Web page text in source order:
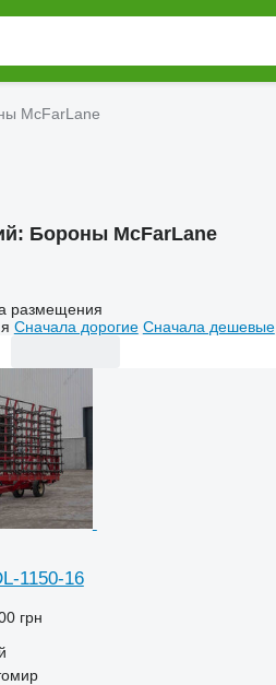
McFarLane
Бороны McFarLane
размещения
Сначала дорогие Сначала дешевые
1150-16
грн